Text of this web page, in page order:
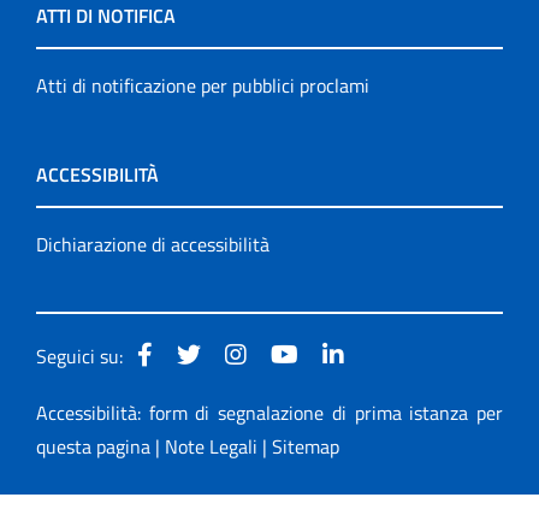
ATTI DI NOTIFICA
Atti di notificazione per pubblici proclami
ACCESSIBILITÀ
Dichiarazione di accessibilità
Seguici su:
Accessibilità: form di segnalazione di prima istanza per
questa pagina | Note Legali | Sitemap